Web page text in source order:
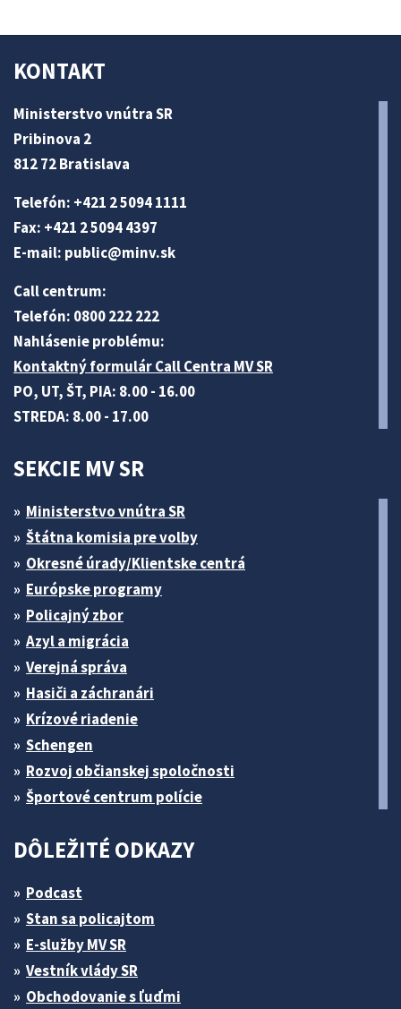
KONTAKT
Ministerstvo vnútra SR
Pribinova 2
812 72 Bratislava
Telefón: +421 2 5094 1111
Fax: +421 2 5094 4397
E-mail: public@minv.sk
Call centrum:
Telefón: 0800 222 222
Nahlásenie problému:
Kontaktný formulár Call Centra MV SR
PO, UT, ŠT, PIA: 8.00 - 16.00
STREDA: 8.00 - 17.00
SEKCIE MV SR
Ministerstvo vnútra SR
Štátna komisia pre volby
Okresné úrady/Klientske centrá
Európske programy
Policajný zbor
Azyl a migrácia
Verejná správa
Hasiči a záchranári
Krízové riadenie
Schengen
Rozvoj občianskej spoločnosti
Športové centrum polície
DÔLEŽITÉ ODKAZY
Podcast
Stan sa policajtom
E-služby MV SR
Vestník vlády SR
Obchodovanie s ľuďmi